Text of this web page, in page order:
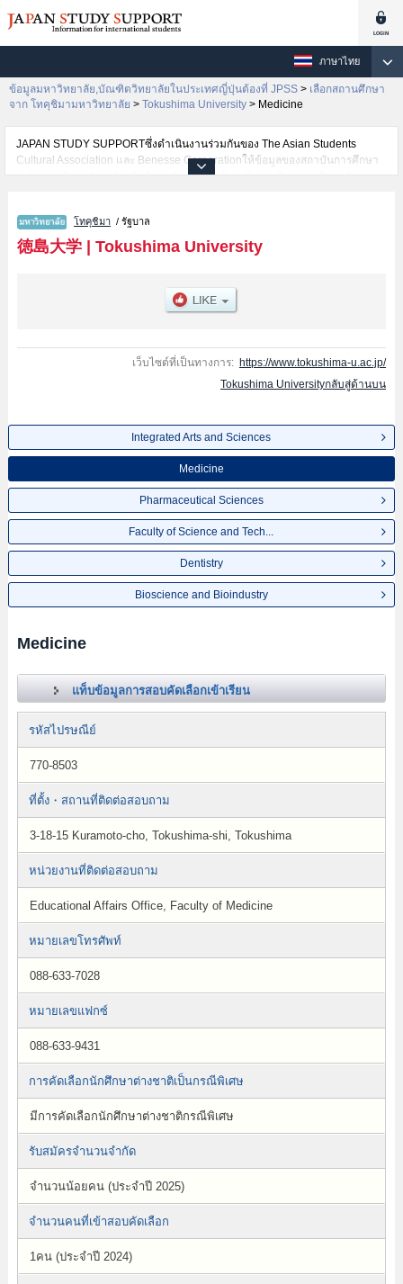
ภาษาไทย
ข้อมูลมหาวิทยาลัย,บัณฑิตวิทยาลัยในประเทศญี่ปุ่นต้องที่ JPSS > เลือกสถานศึกษา
จาก โทคุชิมามหาวิทยาลัย > Tokushima University > Medicine
JAPAN STUDY SUPPORTซึ่งดำเนินงานร่วมกันของ The Asian Students
Cultural Association และ Benesse Corporationให้ข้อมูลของสถาบันการศึกษา
ระดับมหาวิทยาลัย・บัณฑิตวิทยาลัย・วิทยาลัยระดับอนุปริญญา・วิทยาลัย
ต่างชาติเช่นข้อมูลของแต่ละคณะ,ข้อมูลการสอบคัดเลือกเข้าศึกษาเช่นจำนวนคน
ที่รับสมัครหรือจำนวนคนที่ผ่านการสอบคัดเลือกเป็นต้น,แนะนำสถานที่,การเดิน
ทางเป็นต้นไว้ด้วยดังนั้นขอเชิญใช้บริการค้นหาข้อมูลตามอัธยาศัย
โทคุชิมา / รัฐบาล
徳島大学| Tokushima University
เว็บไซต์ที่เป็นทางการ: https://www.tokushima-u.ac.jp/
Tokushima Universityกลับสู่ด้านบน
Integrated Arts and Sciences
Medicine
Pharmaceutical Sciences
Faculty of Science and Tech...
Dentistry
Bioscience and Bioindustry
Medicine
แท็บข้อมูลการสอบคัดเลือกเข้าเรียน
รหัสไปรษณีย์
770-8503
ที่ตั้ง・สถานที่ติดต่อสอบถาม
3-18-15 Kuramoto-cho, Tokushima-shi, Tokushima
หน่วยงานที่ติดต่อสอบถาม
Educational Affairs Office, Faculty of Medicine
หมายเลขโทรศัพท์
088-633-7028
หมายเลขแฟกซ์
088-633-9431
การคัดเลือกนักศึกษาต่างชาติเป็นกรณีพิเศษ
มีการคัดเลือกนักศึกษาต่างชาติกรณีพิเศษ
รับสมัครจำนวนจำกัด
จำนวนน้อยคน (ประจำปี 2025)
จำนวนคนที่เข้าสอบคัดเลือก
1คน (ประจำปี 2024)